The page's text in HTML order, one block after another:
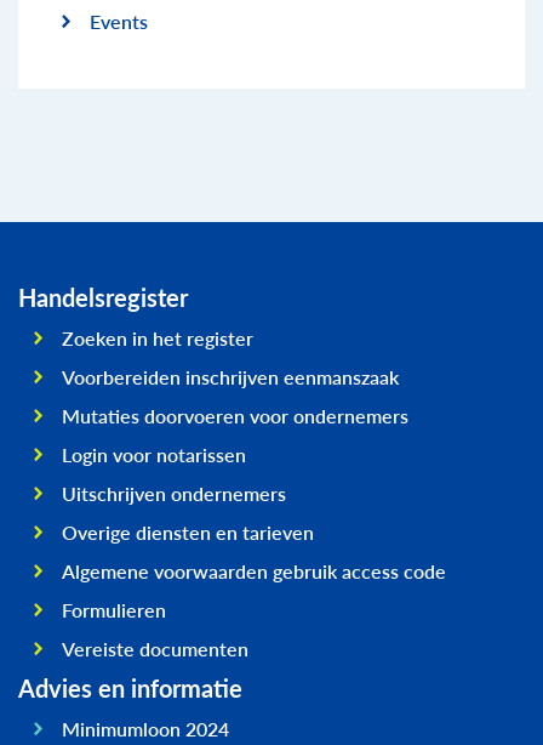
Events
Handelsregister
Zoeken in het register
Voorbereiden inschrijven eenmanszaak
Mutaties doorvoeren voor ondernemers
Login voor notarissen
Uitschrijven ondernemers
Overige diensten en tarieven
Algemene voorwaarden gebruik access code
Formulieren
Vereiste documenten
Advies en informatie
Minimumloon 2024